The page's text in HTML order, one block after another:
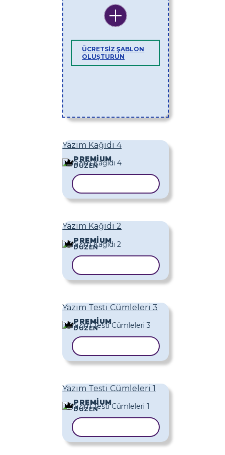
ÜCRETSIZ ŞABLON
OLUŞTURUN
Yazım Kağıdı 4
PREMIUM
DÜZEN
Yazım Kağıdı 2
PREMIUM
DÜZEN
Yazım Testi Cümleleri 3
PREMIUM
DÜZEN
Yazım Testi Cümleleri 1
PREMIUM
DÜZEN